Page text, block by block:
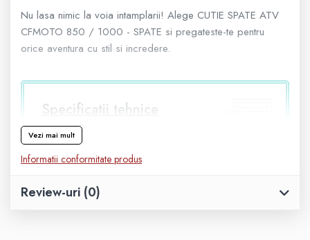
Rucsac
ECHIPAMENTE SKIJET
Nu lasa nimic la voia intamplarii! Alege CUTIE SPATE ATV
CFMOTO 850 / 1000 - SPATE si pregateste-te pentru
orice aventura cu stil si incredere.
Specificatii tehnice
Compatibilitate:
Brand:CFMOTO
Culoare:
Vezi mai mult
Informatii conformitate produs
Review-uri (0)